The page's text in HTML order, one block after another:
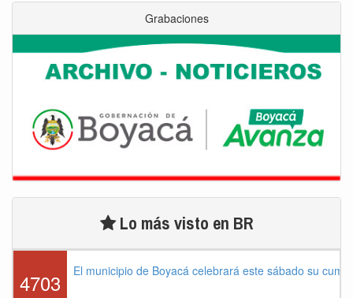
Grabaciones
Lo más visto en BR
4703 El municipio de Boyacá celebrará este sábado su